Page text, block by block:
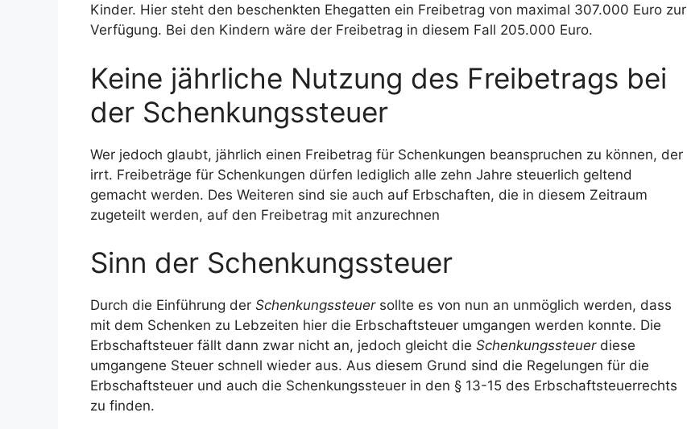
Kinder. Hier steht den beschenkten Ehegatten ein Freibetrag von maximal 307.000 Euro zur
Verfügung. Bei den Kindern wäre der Freibetrag in diesem Fall 205.000 Euro.
Keine jährliche Nutzung des Freibetrags bei
der Schenkungssteuer
Wer jedoch glaubt, jährlich einen Freibetrag für Schenkungen beanspruchen zu können, der
irrt. Freibeträge für Schenkungen dürfen lediglich alle zehn Jahre steuerlich geltend
gemacht werden. Des Weiteren sind sie auch auf Erbschaften, die in diesem Zeitraum
zugeteilt werden, auf den Freibetrag mit anzurechnen
Sinn der Schenkungssteuer
Durch die Einführung der Schenkungssteuer sollte es von nun an unmöglich werden, dass
mit dem Schenken zu Lebzeiten hier die Erbschaftsteuer umgangen werden konnte. Die
Erbschaftsteuer fällt dann zwar nicht an, jedoch gleicht die Schenkungssteuer diese
umgangene Steuer schnell wieder aus. Aus diesem Grund sind die Regelungen für die
Erbschaftsteuer und auch die Schenkungssteuer in den § 13-15 des Erbschaftsteuerrechts
zu finden.